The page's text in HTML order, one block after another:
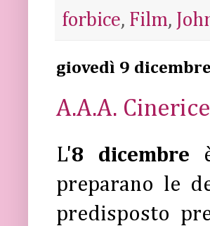
forbice, Film,
giovedì 9
A.A.A.
L'8 dicembre
preparano le
predisposto